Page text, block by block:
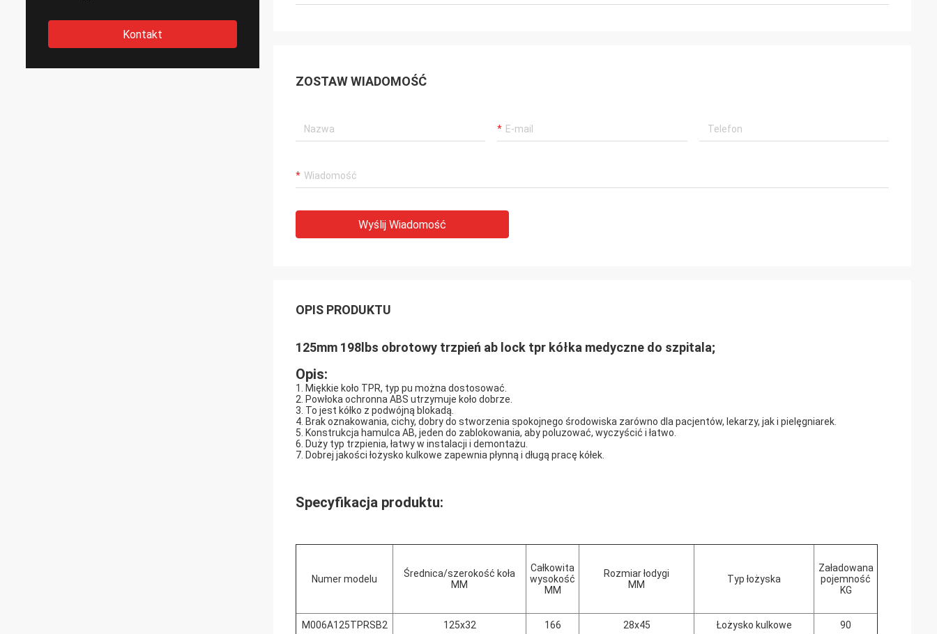
Kontakt
ZOSTAW WIADOMOŚĆ
Wyślij Wiadomość
OPIS PRODUKTU
125mm 198lbs obrotowy trzpień ab lock tpr kółka medyczne do szpitala;
Opis:
1. Miękkie koło TPR, typ pu można dostosować.
2. Powłoka ochronna ABS utrzymuje koło dobrze.
3. To jest kółko z podwójną blokadą.
4. Brak oznakowania, cichy, dobry do stworzenia spokojnego środowiska zarówno dla pacjentów, lekarzy, jak i pielęgniarek.
5. Konstrukcja hamulca AB, jeden do zablokowania, aby poluzować, wyczyścić i łatwo.
6. Duży typ trzpienia, łatwy w instalacji i demontażu.
7. Dobrej jakości łożysko kulkowe zapewnia płynną i długą pracę kółek.
Specyfikacja produktu:
Numer modelu
Średnica/szerokość koła
MM
Całkowita
wysokość
MM
Rozmiar łodygi
MM
Typ łożyska
Załadowana
pojemność
KG
M006A125TPRSB2 125x32 166 28x45 Łożysko kulkowe 90